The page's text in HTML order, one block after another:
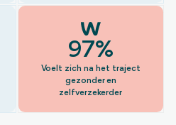
5
6
7
8
5
6
7
8
9
8
9
97%
Voelt zich na het traject
gezonder en
zelfverzekerder